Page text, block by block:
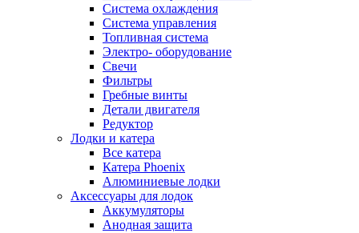
Система охлаждения
Система управления
Топливная система
Электро- оборудование
Свечи
Фильтры
Гребные винты
Детали двигателя
Редуктор
Лодки и катера
Все катера
Катера Phoenix
Алюминиевые лодки
Аксессуары для лодок
Аккумуляторы
Анодная защита